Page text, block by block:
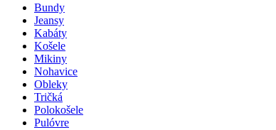
Bundy
Jeansy
Kabáty
Košele
Mikiny
Nohavice
Obleky
Tričká
Polokošele
Pulóvre